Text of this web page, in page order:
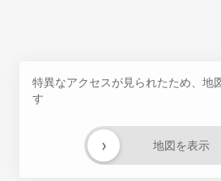
特異なアクセスが見られたため、地
す
地図を表示
›